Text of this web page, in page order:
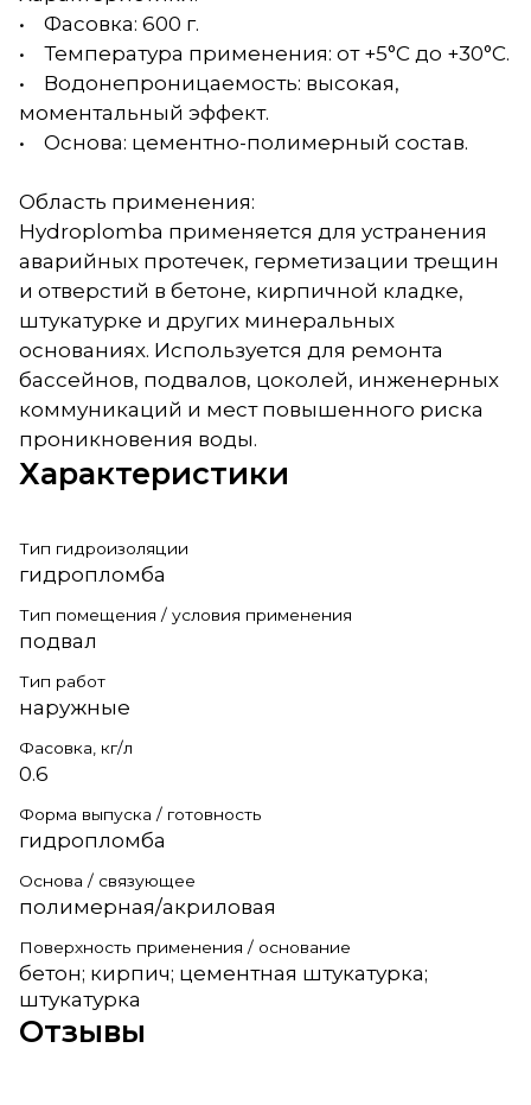
• Фасовка: 600 г.
• Температура применения: от +5°C до +30°C.
• Водонепроницаемость: высокая,
моментальный эффект.
• Основа: цементно-полимерный состав.
Область применения:
Hydroplomba применяется для устранения
аварийных протечек, герметизации трещин
и отверстий в бетоне, кирпичной кладке,
штукатурке и других минеральных
основаниях. Используется для ремонта
бассейнов, подвалов, цоколей, инженерных
коммуникаций и мест повышенного риска
проникновения воды.
Характеристики
Тип гидроизоляции
гидропломба
Тип помещения / условия применения
подвал
Тип работ
наружные
Фасовка, кг/л
0.6
Форма выпуска / готовность
гидропломба
Основа / связующее
полимерная/акриловая
Поверхность применения / основание
бетон; кирпич; цементная штукатурка;
штукатурка
Отзывы